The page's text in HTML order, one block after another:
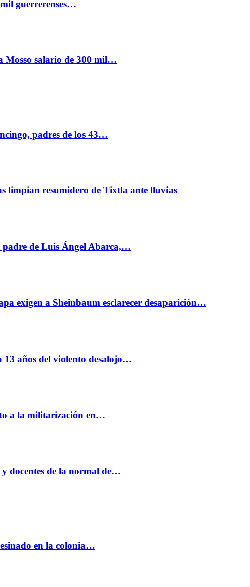
guerrerenses…
Mosso salario de 300 mil…
padres de los 43…
limpian resumidero de Tixtla ante lluvias
de Luis Ángel Abarca,…
exigen a Sheinbaum esclarecer desaparición…
13 años del violento desalojo…
a la militarización en…
docentes de la normal de…
en la colonia…